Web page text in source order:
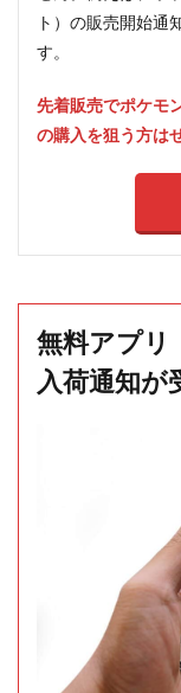
ト）の販売開始通
す。
先着販売でポケモ
の購入を狙う方は
無料アプリ
入荷通知が